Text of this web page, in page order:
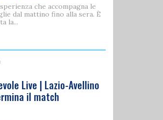
che accompagna le
dal mattino fino alla sera. È
la...
Live | Lazio-Avellino
il match